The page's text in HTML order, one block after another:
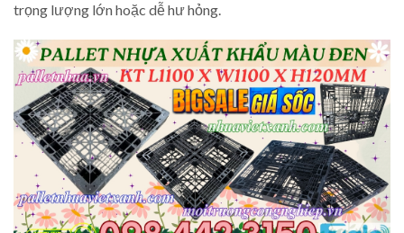
trọng lượng lớn hoặc dễ hư hỏng.